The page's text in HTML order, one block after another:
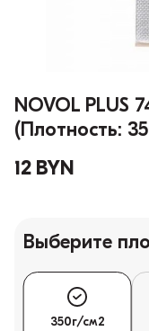
NOVOL PLUS
(Плотность:
12 BYN
Выберите
350г/см2